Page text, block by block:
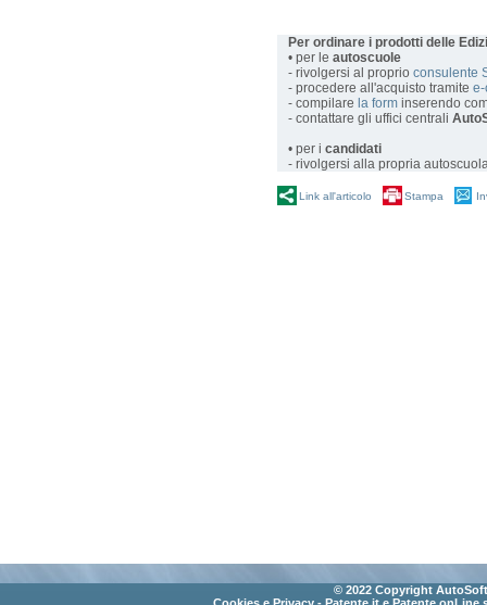
Per ordinare i prodotti delle
• per le autoscuole
- rivolgersi al proprio consulente
- procedere all'acquisto tramite e-
- compilare la form inserendo
- contattare gli uffici centrali
• per i candidati
- rivolgersi alla propria
Link all'articolo Stampa
© 2022 Copyright